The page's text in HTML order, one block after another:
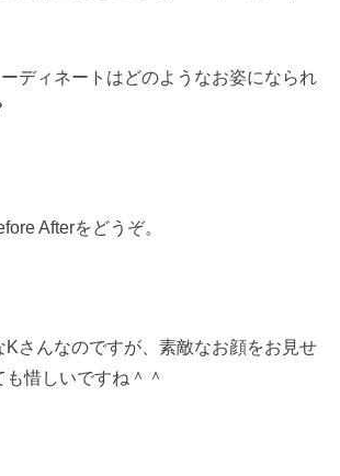
ディネートはどのようなお姿になられ
Afterをどうぞ。
Kさんなのですが、素敵なお顔をお見せ
惜しいですね＾＾